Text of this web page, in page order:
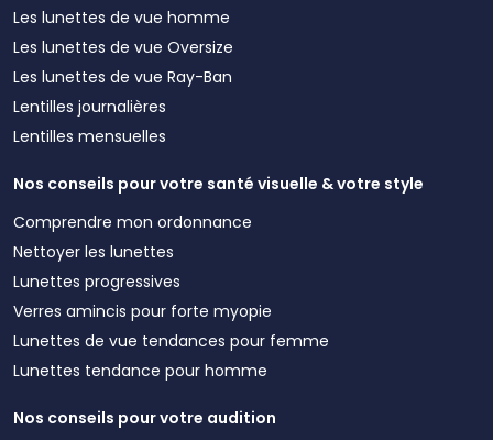
Les lunettes de vue homme
Les lunettes de vue Oversize
Les lunettes de vue Ray-Ban
Lentilles journalières
Lentilles mensuelles
Nos conseils pour votre santé visuelle & votre style
Comprendre mon ordonnance
Nettoyer les lunettes
Lunettes progressives
Verres amincis pour forte myopie
Lunettes de vue tendances pour femme
Lunettes tendance pour homme
Nos conseils pour votre audition